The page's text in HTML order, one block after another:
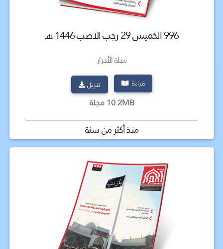
996 الخميس 29 رجب الاصب 1446 هـ
مجلة الأحرار
قراءة تنزيل
10.2MB مجلة
منذ أكثر من سنة